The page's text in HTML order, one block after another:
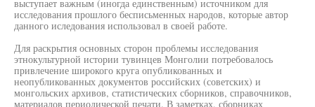
выступает важным (иногда единственным) источником для
исследования прошлого бесписьменных народов, которые автор
данного иследования использовал в своей работе.
Для раскрытия основных сторон проблемы исследования
этнокультурной истории тувинцев Монголии потребовалось
привлечение широкого круга опубликованных и
неопубликованных документов российских (советских) и
монгольских архивов, статистических сборников, справочников,
материалов периодической печати. В заметках, сборниках